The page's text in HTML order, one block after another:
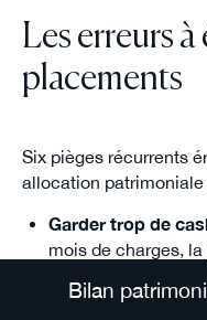
Les erreurs à
placements
Six pièges récurrents
allocation patrimoniale
Garder trop de
mois de charges,
sur un an en avril
Bilan